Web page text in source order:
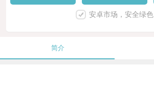
安卓市场，安全绿色
简介